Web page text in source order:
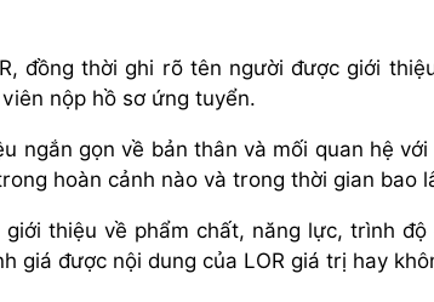
đồng thời ghi rõ tên người được giới
nộp hồ sơ ứng tuyển.
ngắn gọn về bản thân và mối quan hệ
hoàn cảnh nào và trong thời gian bao
thiệu về phẩm chất, năng lực, trình
giá được nội dung của LOR giá trị hay